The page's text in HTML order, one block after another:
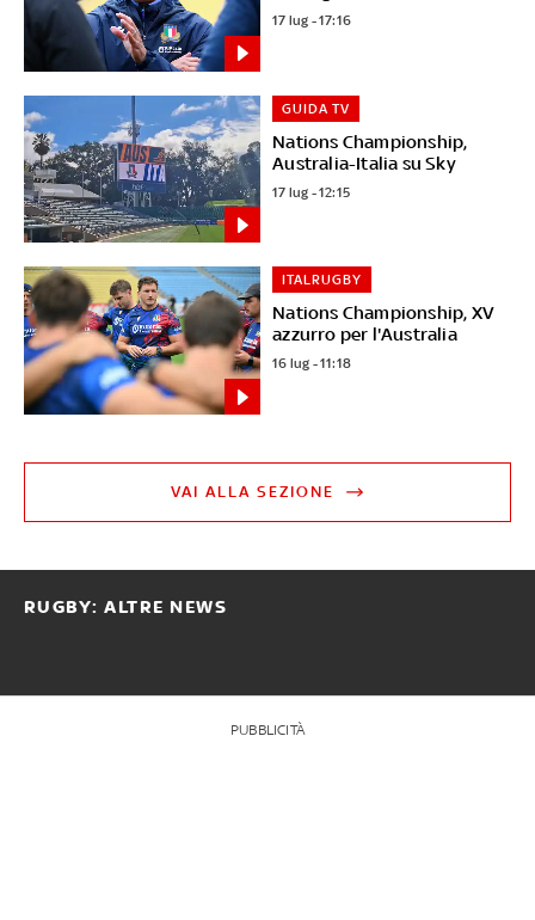
17 lug - 17:16
Nations Championship,
Australia-Italia su Sky
GUIDA TV
17 lug - 12:15
Nations Championship, XV
azzurro per l'Australia
ITALRUGBY
16 lug - 11:18
VAI ALLA SEZIONE
RUGBY: ALTRE NEWS
PUBBLICITÀ